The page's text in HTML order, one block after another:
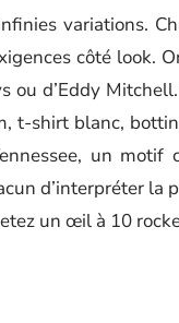
variations.
côté look.
ou d’Eddy
t-shirt blanc,
un motif
d’interpréter la
un œil à 10